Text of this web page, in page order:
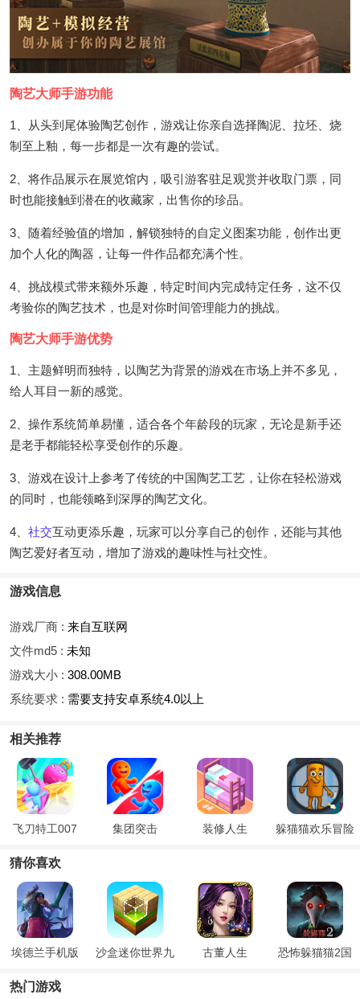
陶艺大师手游功能
1、从头到尾体验陶艺创作，游戏让你亲自选择陶泥、拉坯、烧
制至上釉，每一步都是一次有趣的尝试。
2、将作品展示在展览馆内，吸引游客驻足观赏并收取门票，同
时也能接触到潜在的收藏家，出售你的珍品。
3、随着经验值的增加，解锁独特的自定义图案功能，创作出更
加个人化的陶器，让每一件作品都充满个性。
4、挑战模式带来额外乐趣，特定时间内完成特定任务，这不仅
考验你的陶艺技术，也是对你时间管理能力的挑战。
陶艺大师手游优势
1、主题鲜明而独特，以陶艺为背景的游戏在市场上并不多见，
给人耳目一新的感觉。
2、操作系统简单易懂，适合各个年龄段的玩家，无论是新手还
是老手都能轻松享受创作的乐趣。
3、游戏在设计上参考了传统的中国陶艺工艺，让你在轻松游戏
的同时，也能领略到深厚的陶艺文化。
4、 社交互动更添乐趣，玩家可以分享自己的创作，还能与其他
陶艺爱好者互动，增加了游戏的趣味性与社交性。
游戏信息
游戏厂商 : 来自互联网
文件md5 : 未知
游戏大小 : 308.00MB
系统要求 : 需要支持安卓系统4.0以上
相关推荐
飞刀特工007 集团突击 装修人生 躲猫猫欢乐冒险
猜你喜欢
埃德兰手机版
沙盒迷你世界九
古董人生
恐怖躲猫猫2国
热门游戏